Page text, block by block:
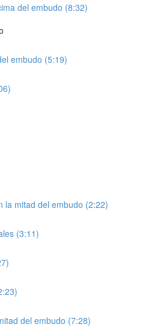
del embudo (8:32)
embudo (5:19)
la mitad del embudo (2:22)
(3:11)
del embudo (7:28)